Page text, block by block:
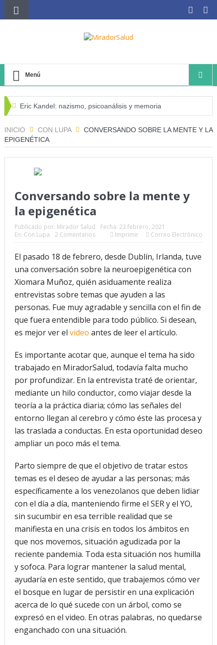
Menú
Eric Kandel: nazismo, psicoanálisis y memoria
de los productores avícolas independientes
numérico?
Serie: Consciencia e Inteligencia Artificial Tercer artículo: El
futuro “ilimitado” de la Inteligencia Artificial
¿Qué sabemos de los alimentos ultraprocesados?
¿Los 20 años de regalo? Parte II
Academia de Ciencias Físicas, Matemáticas y Naturales
(ACFIMAN)
¿Los veinte años de regalo?
Nuevas noticias sobre las dietas vegetarianas y el riesgo
de cáncer
INICIO CON LUPA
CONVERSANDO SOBRE LA MENTE Y LA
EPIGENÉTICA
Conversando sobre la mente y
la epigenética
Publicado por: Mirador Salud Fecha: 23 febrero, 2021
En: Con Lupa 2 Comentarios Imprimir Correo Electrónico
El pasado 18 de febrero, desde Dublín, Irlanda, tuve
una conversación sobre la neuroepigenética con
Xiomara Muñoz, quién asiduamente realiza
entrevistas sobre temas que ayuden a las
personas. Fue muy agradable y sencilla con el fin de
que fuera entendible para todo público. Si desean,
es mejor ver el video antes de leer el artículo.
Es importante acotar que, aunque el tema ha sido
trabajado en MiradorSalud, todavía falta mucho
por profundizar. En la entrevista traté de orientar,
mediante un hilo conductor, como viajar desde la
teoría a la práctica diaria; cómo las señales del
entorno llegan al cerebro y cómo éste las procesa y
las traslada a conductas. En esta oportunidad deseo
ampliar un poco más el tema.
Parto siempre de que el objetivo de tratar estos
temas es el deseo de ayudar a las personas; más
específicamente a los venezolanos que deben lidiar
con el día a día, manteniendo firme el SER y el YO,
sin sucumbir en esa terrible realidad que se
manifiesta en una crisis en todos los ámbitos en
que nos movemos, situación agudizada por la
reciente pandemia. Toda esta situación nos humilla
y sofoca. Para lograr mantener la salud mental,
ayudaría en este sentido, que trabajemos cómo ver
el bosque en lugar de persistir en una explicación
acerca de lo qué sucede con un árbol, como se
expresó en el video. En otras palabras, no quedarse
enganchado con una situación.